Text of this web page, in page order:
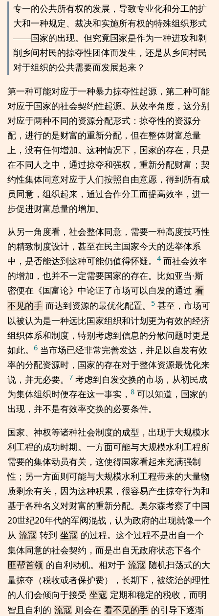
专一的公共所有权的发展，导致专业化和分工的扩
大和一种规定、裁决和实施所有权的特殊组织形式
——国家的出现。但究竟国家是作为一种进攻和剥
削乡间村民的掠夺性团体而发生，还是从乡间村民
对于组织的公共需要而发展起来？
第一种可能对应于一种暴力掠夺性起源，第二种可能
对应于国家的社会契约性起源。从效率角度，这分别
对应于两种不同的资源分配形式：掠夺性的资源分
配，进行的是财富的重新分配，但在整体财富总量
上，没有任何增加。这种情况下，国家的存在，只是
在不同人之中，通过掠夺和强权，重新分配财富；契
约性集体同意对应于人们按照自由意愿，得到所有成
员同意，组织起来，通过合作分工而提高效率，进一
步促进财富总量的增加。
从另一角度看，社会整体同意，需要一种高度技巧性
的精致制度设计，甚至在民主国家今天的选举体系
中，是否能达到这种可能仍值得怀疑。 4 而社会效率
的增加，也并不一定需要国家的存在。比如亚当·斯
密便在《国富论》中论证了市场可以自发的通过 看
不见的手 而达到资源的最优化配置。 5 甚至，市场可
以被认为是一种远比国家组织和计划更为有效的经济
组织体系和制度，特别考虑到信息的分散问题时更是
如此。 6 当市场已经非常完善发达，并足以自发有效
率的分配资源时，国家的存在对于整体资源最优化来
说，并无必要。 7 考虑到自发交换的市场，从初民成
为集体组织时便存在这一事实， 8 可以知道，国家的
出现，并不是有效率交换的必要条件。
国家、神权等诸种社会制度的成型，出现于大规模水
利工程的成功时期。一方面可能与大规模水利工程所
需要的集体动员有关，这使得国家看起来充满强制
性；另一方面则可能与大规模水利工程带来的大量物
质剩余有关，因为这种积累，很容易产生掠夺行为和
基于各种名义对财富的重新分配。奥尔森考察了中国
20世纪20年代的军阀混战，认为政府的出现就像一个
从 流寇 转到 坐寇 的过程。这个过程不是出自一个
集体同意的社会契约，而是出自无政府状态下各个
匪帮首领 的自利动机。相对于 流寇 随机扫荡式的大
量掠夺（税收或者保护费），长期下，被统治的理性
的人们会倾向于接受 坐寇 定期和稳定的税收，而明
智且自利的 流寇 则会在 看不见的手 的引导下逐渐